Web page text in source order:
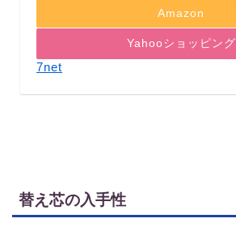
Amazon
Yahooショッピング
7net
替え芯の入手性